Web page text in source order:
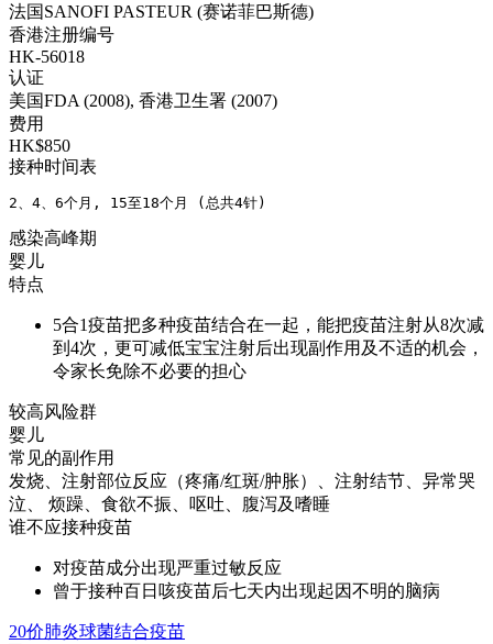
法国SANOFI PASTEUR (赛诺菲巴斯德)
香港注册编号
HK-56018
认证
美国FDA (2008), 香港卫生署 (2007)
费用
HK$850
接种时间表
2、4、6个月, 15至18个月 (总共4针)
感染高峰期
婴儿
特点
5合1疫苗把多种疫苗结合在一起，能把疫苗注射从8次减
到4次，更可减低宝宝注射后出现副作用及不适的机会，
令家长免除不必要的担心
较高风险群
婴儿
常见的副作用
发烧、注射部位反应（疼痛/红斑/肿胀）、注射结节、异常哭
泣、 烦躁、食欲不振、呕吐、腹泻及嗜睡
谁不应接种疫苗
对疫苗成分出现严重过敏反应
曾于接种百日咳疫苗后七天内出现起因不明的脑病
20价肺炎球菌结合疫苗